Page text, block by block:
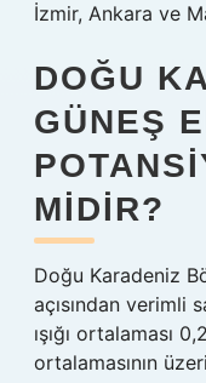
İzmir, Ankara ve
DOĞU
GÜNEŞ
MIDIR?
Doğu Karadeniz
açısından verimli
ışığı ortalaması
ortalamasının